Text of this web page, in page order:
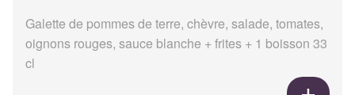
Galette de pommes de terre, chèvre, salade, tomates,
oignons rouges, sauce blanche + frites + 1 boisson 33
cl